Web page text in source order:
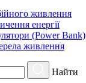
живлення
енергії
(Power Bank)
живлення
Найти